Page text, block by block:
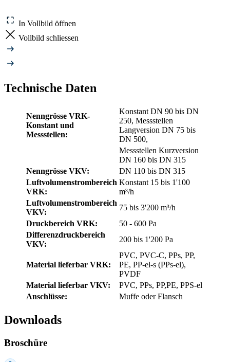
In Vollbild öffnen
Vollbild schliessen
Technische Daten
Nenngrösse VRK-
Konstant und
Messstellen:
Konstant DN 90 bis DN
250, Messstellen
Langversion DN 75 bis
DN 500,
Messstellen Kurzversion
DN 160 bis DN 315
Nenngrösse VKV:
DN 110 bis DN 315
Luftvolumenstrombereich
VRK:
Konstant 15 bis 1'100
m³/h
Luftvolumenstrombereich
VKV:
75 bis 3'200 m³/h
Druckbereich VRK:
50 - 600 Pa
Differenzdruckbereich
VKV:
200 bis 1'200 Pa
Material lieferbar VRK:
PVC, PVC-C, PPs, PP,
PE, PP-el-s (PPs-el),
PVDF
Material lieferbar VKV:
PVC, PPs, PP,PE, PPS-el
Anschlüsse:
Muffe oder Flansch
Downloads
Broschüre